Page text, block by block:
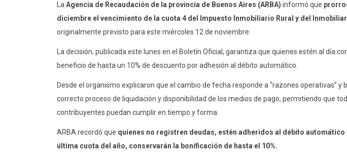
LaAgencia de Recaudación de la provincia de Buenos Aires (ARBA) informó que
diciembre el vencimiento de la cuota 4 del Impuesto Inmobiliario Rural y del
originalmente previsto para este miércoles 12 de noviembre.
La decisión, publicada este lunes en el Boletín Oficial, garantiza que quienes estén al día
beneficio de hasta un 10% de descuento por adhesión al débito automático.
Desde el organismo explicaron que el cambio de fecha responde a “razones operativas” y
correcto proceso de liquidación y disponibilidad de los medios de pago, permitiendo que
contribuyentes puedan cumplir en tiempo y forma.
ARBA recordó que quienes no registren deudas, estén adheridos al débito automático
última cuota del año, conservarán la bonificación de hasta el 10%.